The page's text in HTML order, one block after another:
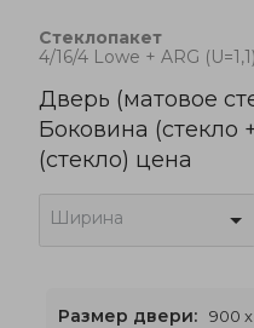
Стеклопакет
4/16/4 Lowe + ARG (U=1,1)
Дверь (матовое
Боковина (стекло
(стекло) цена
Ширина
Размер двери: 900